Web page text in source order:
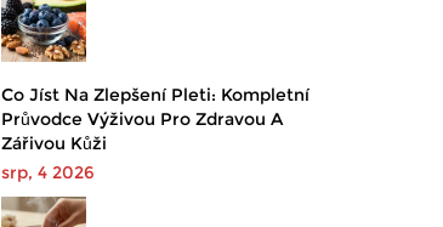
Co Jíst Na Zlepšení Pleti: Kompletní
Průvodce Výživou Pro Zdravou A
Zářivou Kůži
srp, 4 2026